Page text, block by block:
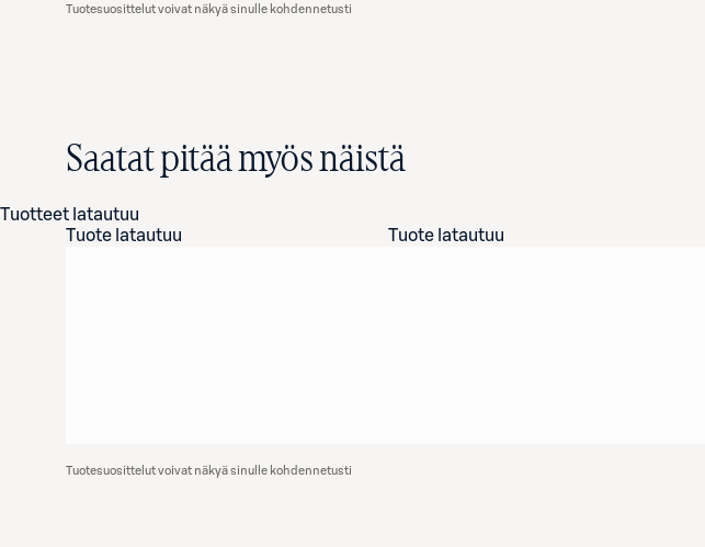
Tuotesuosittelut voivat näkyä sinulle kohdennetusti
Saatat pitää myös näistä
Tuotteet latautuu
Tuote latautuu
Tuote latautuu
Tuotesuosittelut voivat näkyä sinulle kohdennetusti